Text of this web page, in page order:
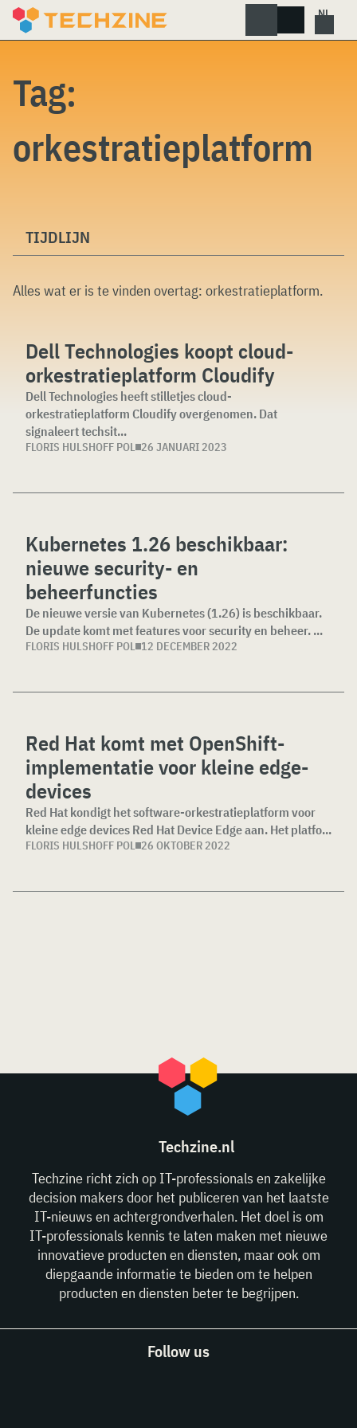
Skip
Tag:
orkestratieplatform
TIJDLIJN
Alles wat er is te vinden overtag: orkestratieplatform.
Dell Technologies koopt cloud-
orkestratieplatform Cloudify
Dell Technologies heeft stilletjes cloud-
orkestratieplatform Cloudify overgenomen. Dat
signaleert techsit...
FLORIS HULSHOFF POL 26 JANUARI 2023
Kubernetes 1.26 beschikbaar:
nieuwe security- en
beheerfuncties
De nieuwe versie van Kubernetes (1.26) is beschikbaar.
De update komt met features voor security en beheer. ...
FLORIS HULSHOFF POL 12 DECEMBER 2022
Red Hat komt met OpenShift-
implementatie voor kleine edge-
devices
Red Hat kondigt het software-orkestratieplatform voor
kleine edge devices Red Hat Device Edge aan. Het platfo...
FLORIS HULSHOFF POL 26 OKTOBER 2022
Techzine.nl
Techzine richt zich op IT-professionals en zakelijke
decision makers door het publiceren van het laatste
IT-nieuws en achtergrondverhalen. Het doel is om
IT-professionals kennis te laten maken met nieuwe
innovatieve producten en diensten, maar ook om
diepgaande informatie te bieden om te helpen
producten en diensten beter te begrijpen.
Follow us